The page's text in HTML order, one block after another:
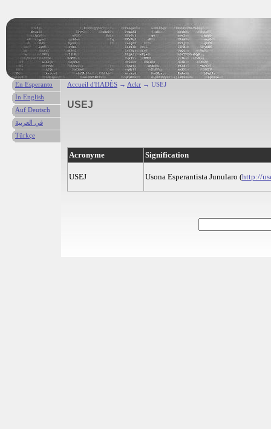
Accueil d'HADÈS → Ackr → USEJ
USEJ
Acronyme Signification
USEJ Usona Esperantista Junularo (http://
En Esperanto
In English
Auf Deutsch
في العربية
Türkçe